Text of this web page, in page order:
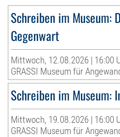
Schreiben im Museum:
Gegenwart
Mittwoch, 12.08.2026 | 16:00
GRASSI Museum für
Schreiben im Museum:
Mittwoch, 19.08.2026 | 16:00
GRASSI Museum für